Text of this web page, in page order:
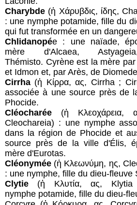
Charybde (ἡ Χάρυβδις, ίδης,
: une nymphe potamide, fille du
qui fut transformée en un
Chlidanopée : une naïade,
mère d'Alcaea,
Thémisto. Cyrène est la mère
et Idmon et, par Arès, de
Cirrha (ἡ Κίρρα, ας, Cirrha ;
associée à une source près de
Phocide.
Cléocharée (ἡ Κλεοχάρεια,
Cleochareia) : une nymphe
dans la région de Phocide et
source près de la ville d'Élis,
mère d'Eurotas.
Cléonymée (ἡ Κλεωνύμη, ης,
: une nymphe, fille du dieu-fleuve
Clytie (ἡ Κλυτία, ας,
nymphe potamide, fille du dieu-